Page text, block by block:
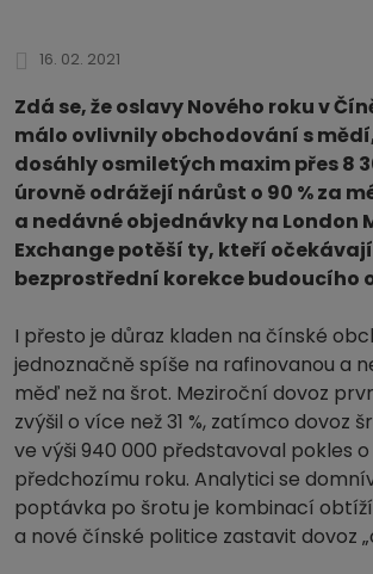
16. 02. 2021
Zdá se, že oslavy Nového roku v
málo ovlivnily obchodování s
dosáhly osmiletých maxim přes 8
úrovně odrážejí nárůst o 90 % za
a nedávné objednávky na London
Exchange potěší ty, kteří očekávají
bezprostřední korekce budoucího
I přesto je důraz kladen na čínské
jednoznačně spíše na rafinovanou a
měď než na šrot. Meziroční dovoz
zvýšil o více než 31 %, zatímco dovoz
ve výši 940 000 představoval pokles o
předchozímu roku. Analytici se
poptávka po šrotu je kombinací obtíží
a nové čínské politice zastavit dovoz